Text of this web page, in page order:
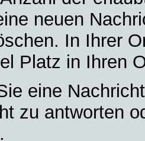
neuen
In Ihrer
Platz in Ihren
eine
zu antworten